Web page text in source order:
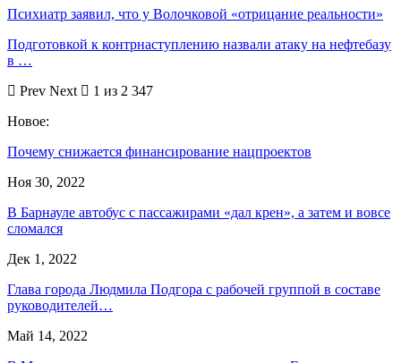
Психиатр заявил, что у Волочковой «отрицание реальности»
Подготовкой к контрнаступлению назвали атаку на нефтебазу
в …
Prev Next
1 из 2 347
Новое:
Почему снижается финансирование нацпроектов
Ноя 30, 2022
В Барнауле автобус с пассажирами «дал крен», а затем и вовсе
сломался
Дек 1, 2022
Глава города Людмила Подгора с рабочей группой в составе
руководителей…
Май 14, 2022